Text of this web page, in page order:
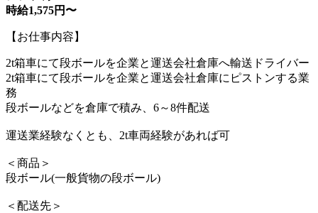
時給1,575円〜
【お仕事内容】
2t箱車にて段ボールを企業と運送会社倉庫へ輸送ドライバー
2t箱車にて段ボールを企業と運送会社倉庫にピストンする業
務
段ボールなどを倉庫で積み、6～8件配送
運送業経験なくとも、2t車両経験があれば可
＜商品＞
段ボール(一般貨物の段ボール)
＜配送先＞